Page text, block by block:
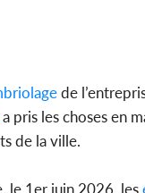
de
a pris les choses en
de la ville.